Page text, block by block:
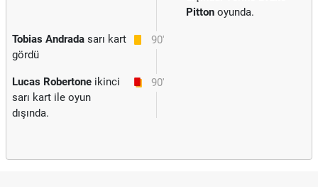
Pitton oyunda.
90'
Tobias Andrada sarı kart
gördü
90'
Lucas Robertone ikinci
sarı kart ile oyun
dışında.